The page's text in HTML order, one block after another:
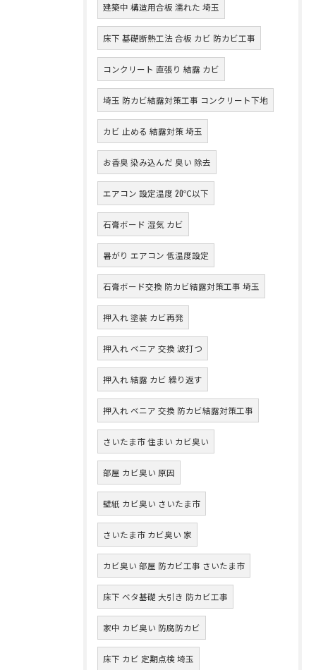
建築中 構造用合板 濡れた 埼玉
床下 基礎断熱工法 合板 カビ 防カビ工事
コンクリート 直張り 結露 カビ
埼玉 防カビ結露対策工事 コンクリート下地
カビ 止める 結露対策 埼玉
お香臭 染み込んだ 臭い 除去
エアコン 設定温度 20℃以下
石膏ボード 湿気 カビ
暑がり エアコン 低温度設定
石膏ボード交換 防カビ結露対策工事 埼玉
押入れ 塗装 カビ再発
押入れ ベニア 交換 波打つ
押入れ 結露 カビ 繰り返す
押入れ ベニア 交換 防カビ結露対策工事
さいたま市 住まい カビ臭い
部屋 カビ臭い 原因
壁紙 カビ臭い さいたま市
さいたま市 カビ臭い 家
カビ臭い 部屋 防カビ工事 さいたま市
床下 ベタ基礎 大引き 防カビ工事
家中 カビ臭い 防腐防カビ
床下 カビ 定期点検 埼玉